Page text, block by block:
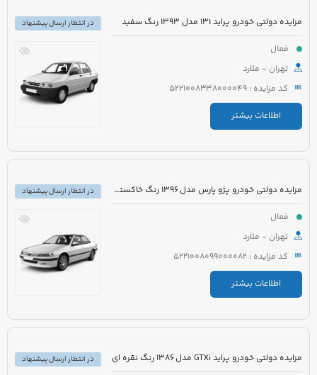
مزایده دولتی خودرو پراید 131 مدل 1393 رنگ سفید
فعال
تهران - ملارد
کد مزایده : 5221008338000049
اطلاعات بیشتر
در انتظار ارسال پیشنهاد
مزایده دولتی خودرو پژو پارس مدل 1396 رنگ خاکستری متالیک
فعال
تهران - ملارد
کد مزایده : 5221008099000082
اطلاعات بیشتر
در انتظار ارسال پیشنهاد
مزایده دولتی خودرو پراید GTXi مدل 1386 رنگ نقره ای
در انتظار ارسال پیشنهاد